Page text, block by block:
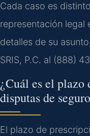
Cada caso es
representación legal
detalles de su
SRIS, P.C. al (888)
¿Cuál es el plazo
disputas de
El plazo de